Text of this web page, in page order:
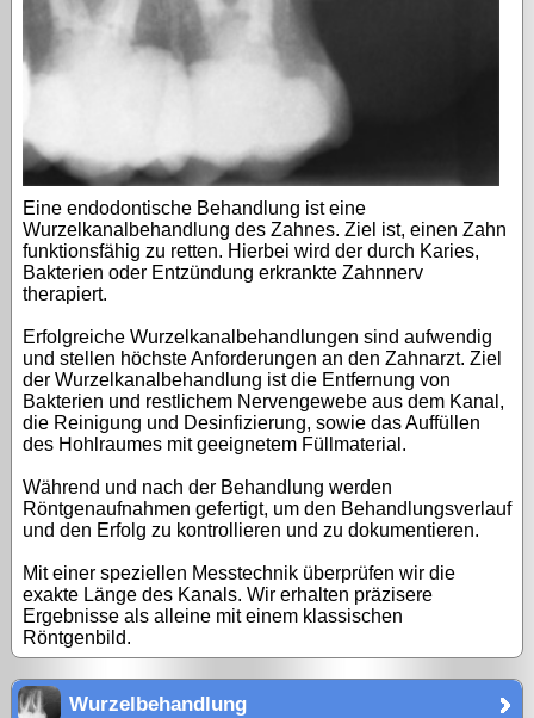
Eine endodontische Behandlung ist eine
Wurzelkanalbehandlung des Zahnes. Ziel ist, einen Zahn
funktionsfähig zu retten. Hierbei wird der durch Karies,
Bakterien oder Entzündung erkrankte Zahnnerv
therapiert.
Erfolgreiche Wurzelkanalbehandlungen sind aufwendig
und stellen höchste Anforderungen an den Zahnarzt. Ziel
der Wurzelkanalbehandlung ist die Entfernung von
Bakterien und restlichem Nervengewebe aus dem Kanal,
die Reinigung und Desinfizierung, sowie das Auffüllen
des Hohlraumes mit geeignetem Füllmaterial.
Während und nach der Behandlung werden
Röntgenaufnahmen gefertigt, um den Behandlungsverlauf
und den Erfolg zu kontrollieren und zu dokumentieren.
Mit einer speziellen Messtechnik überprüfen wir die
exakte Länge des Kanals. Wir erhalten präzisere
Ergebnisse als alleine mit einem klassischen
Röntgenbild.
Wurzelbehandlung